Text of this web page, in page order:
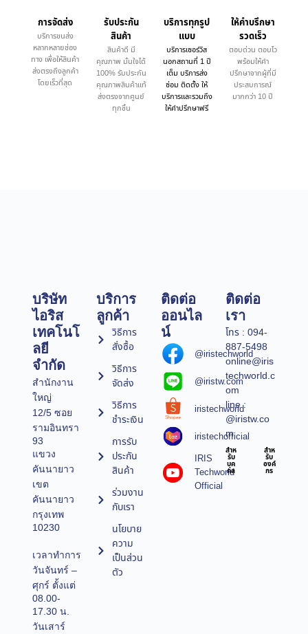
การจัดส่ง
บริการขนส่ง
หลากหลายช่อง
ทาง เพื่อให้สินค้า
ส่งตรงถึงลูกค้า
โดยเร็วที่สุด
รับประกัน
สินค้า
สินค้าดี มี
คุณภาพ มั่นใจได้
100% รับประกัน
คุณภาพสินค้าแท้
ส่งตรงจากศูนย์
ทุกชิ้น
บริการทุกรูป
แบบ
บริการเซอร์วิส
นอกสถานที่ 1 ปี
เต็ม บริการส่ง
ซ่อม ติดตั้ง ให้
บริการและรวมถึง
ให้คำปรึกษาฟรี
ให้คำบรึกษา
รวดเร็ว
ตอบด่วน ตอบไว
พร้อมให้คำ
ปรึกษาจากผู้ที่มี
ประสบการณ์
มากกว่า 10 ปี
บริษัท
ไอริส
เทคโนโ
ลยี
จำกัด
สำนักงาน
ใหญ่
12/5 ซอย
รามอินทรา
93
แขวง
คันนายาว
เขต
คันนายาว
กรุงเทพ
10230
เวลาทำการ
วันจันทร์ –
ศุกร์ ตั้งแต่
08.00-
17.30 น.
วันเสาร์
บริการ
ลูกค้า
วิธีการ
สั่งซื้อ
วิธีการ
จัดส่ง
วิธีการ
ชำระเงิน
การรับ
ประกัน
สินค้า
ร่วมงาน
กับเรา
นโยบาย
ความ
เป็นส่วน
ตัว
ติดต่อ
ออนไล
น์
@iristechworld
@iristw.com
iristechworld
iristechofficial
IRIS
Techworld
Official
ติดต่อ
เรา
โทร : 094-
887-5498
online@iris
techworld.c
om
line :
@iristw.co
m
สำห
รับ
บุค
คล
สำห
รับ
องค์
กร